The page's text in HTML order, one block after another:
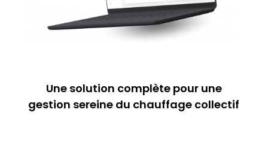
Une solution complète pour une
gestion sereine du chauffage collectif